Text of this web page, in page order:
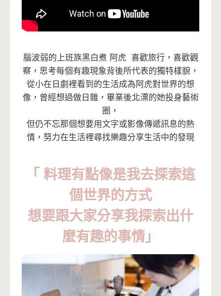
腦波弱的上班族黑白煮 阿虎 喜歡旅行，喜歡觀
察，思考每個有趣現象背後所代表的獨特樣貌，
從小在日劇裡看到的生活成為阿虎對世界的想
像，曾經想過做日雜，畢業後北漂的她投身藝術
圈，
但仍不忘那個想要用文字或影像傳遞訊息的熱
情，努力在生活裡尋找樂趣分享生活中的發現
「 料理有點像是我去探索這
個世界的方式
想要跟大家分享我探索出什
麼有趣的事情」